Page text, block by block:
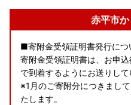
赤平市
■寄附金受領証明書発行につ
寄附金受領証明書は、お申
で到着するようにお送りして
※1月のご寄附分につきまし
たします。